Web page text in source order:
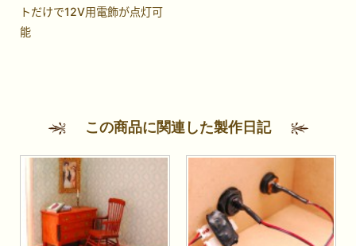
トだけで12V用電飾が点灯可
能
この商品に関連した製作日記